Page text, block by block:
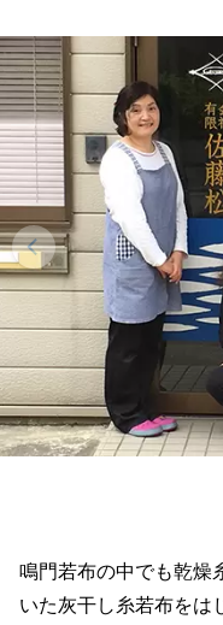
鳴門若布の中でも乾燥
いた灰干し糸若布をは